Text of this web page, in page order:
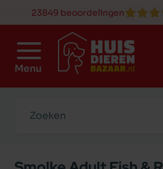
23849 beoordelingen
Menu